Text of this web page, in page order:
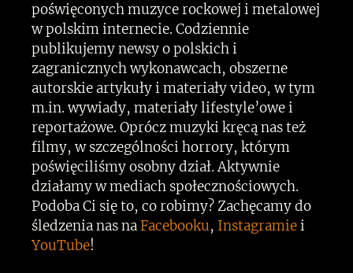
poświęconych muzyce rockowej i metalowej
w polskim internecie. Codziennie
publikujemy newsy o polskich i
zagranicznych wykonawcach, obszerne
autorskie artykuły i materiały video, w tym
m.in. wywiady, materiały lifestyle’owe i
reportażowe. Oprócz muzyki kręcą nas też
filmy, w szczególności horrory, którym
poświęciliśmy osobny dział. Aktywnie
działamy w mediach społecznościowych.
Podoba Ci się to, co robimy? Zachęcamy do
śledzenia nas naFacebooku, Instagramiei
YouTube!